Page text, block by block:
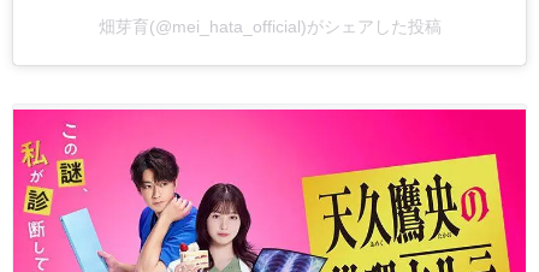
畑芽育(@mei_hata_official)がシェアした投稿